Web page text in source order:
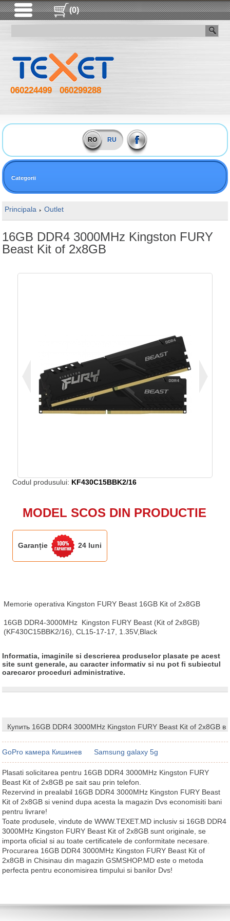
(0)
060224499 060299288
RO RU
Categorii
Principala Outlet
16GB DDR4 3000MHz Kingston FURY
Beast Kit of 2x8GB
Codul produsului: KF430C15BBK2/16
MODEL SCOS DIN PRODUCTIE
Garanție 24 luni
Memorie operativa Kingston FURY Beast 16GB Kit of 2x8GB
16GB DDR4-3000MHz  Kingston FURY Beast (Kit of 2x8GB)
(KF430C15BBK2/16), CL15-17-17, 1.35V,Black
Informatia, imaginile si descrierea produselor plasate pe acest
site sunt generale, au caracter informativ si nu pot fi subiectul
oarecaror proceduri administrative.
Купить 16GB DDR4 3000MHz Kingston FURY Beast Kit of 2x8GB в
GoPro камера Кишинев Samsung galaxy 5g
Plasati solicitarea pentru 16GB DDR4 3000MHz Kingston FURY
Beast Kit of 2x8GB pe sait sau prin telefon.
Rezervind in prealabil 16GB DDR4 3000MHz Kingston FURY Beast
Kit of 2x8GB si venind dupa acesta la magazin Dvs economisiti bani
pentru livrare!
Toate produsele, vindute de WWW.TEXET.MD inclusiv si 16GB DDR4
3000MHz Kingston FURY Beast Kit of 2x8GB sunt originale, se
importa oficial si au toate certificatele de conformitate necesare.
Procurarea 16GB DDR4 3000MHz Kingston FURY Beast Kit of
2x8GB in Chisinau din magazin GSMSHOP.MD este o metoda
perfecta pentru economisirea timpului si banilor Dvs!